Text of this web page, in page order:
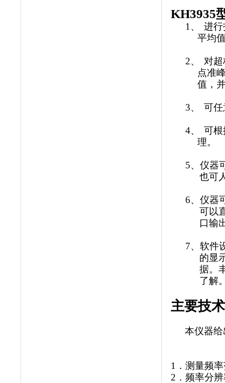
KH3935
1、
进
平均
2、
对
点准
值，
3、 可
4、
可
理。
5、仪器
也可
6、仪器
可以
口输
7、软件
的显
据。
了解
主要技
本仪器
1 ．测量频
2 ．频率分